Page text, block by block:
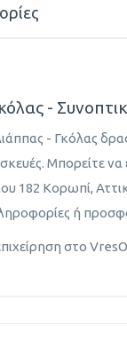
-
- Γκόλας
Μπορείτε να
182 Κορωπί,
ή
στο